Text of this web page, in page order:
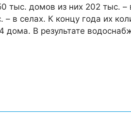
тыс. домов из них 202 тыс. –
– в селах. К концу года их
дома. В результате